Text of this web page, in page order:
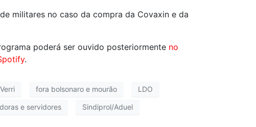
militares no caso da compra da Covaxin e da
poderá ser ouvido posteriormente no
.
fora bolsonaro e mourão LDO
e servidores Sindiprol/Aduel